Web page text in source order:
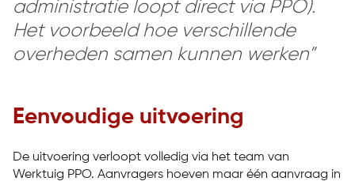
administratie loopt direct via PPO).
Het voorbeeld hoe verschillende
overheden samen kunnen werken”
Eenvoudige uitvoering
De uitvoering verloopt volledig via het team van
Werktuig PPO. Aanvragers hoeven maar één aanvraag in